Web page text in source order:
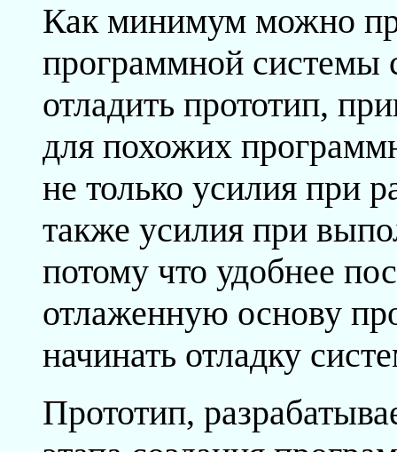
Как минимум можно
программной системы
отладить прототип,
для похожих
не только усилия при
также усилия при
потому что удобнее
отлаженную основу
начинать отладку
Прототип,